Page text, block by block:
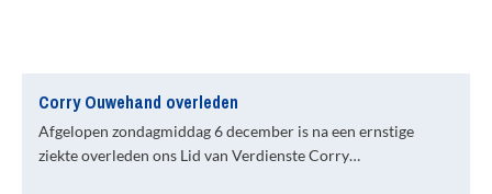
Corry Ouwehand overleden
Afgelopen zondagmiddag 6 december is na een ernstige
ziekte overleden ons Lid van Verdienste Corry…